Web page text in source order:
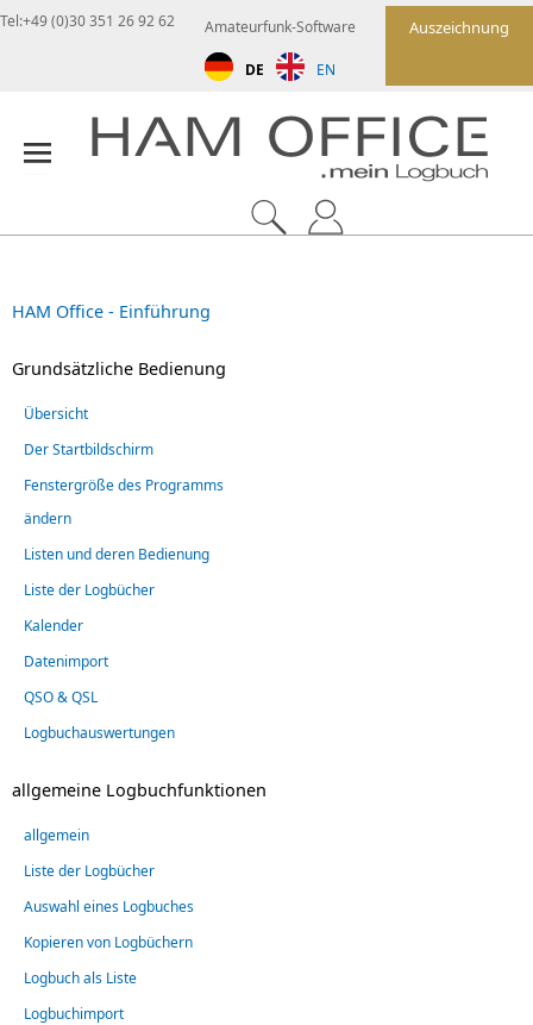
Auszeichnung
Amateurfunk-Software
DE EN
Tel:+49 (0)30 351 26 92 62
HAM Office - Einführung
Grundsätzliche Bedienung
Übersicht
Der Startbildschirm
Fenstergröße des Programms
ändern
Listen und deren Bedienung
Liste der Logbücher
Kalender
Datenimport
QSO & QSL
Logbuchauswertungen
allgemeine Logbuchfunktionen
allgemein
Liste der Logbücher
Auswahl eines Logbuches
Kopieren von Logbüchern
Logbuch als Liste
Logbuchimport